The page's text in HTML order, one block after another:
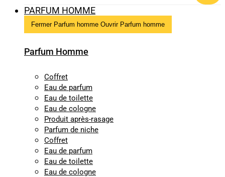
PARFUM HOMME
Fermer Parfum homme Ouvrir Parfum homme
Parfum Homme
Coffret
Eau de parfum
Eau de toilette
Eau de cologne
Produit après-rasage
Parfum de niche
Coffret
Eau de parfum
Eau de toilette
Eau de cologne